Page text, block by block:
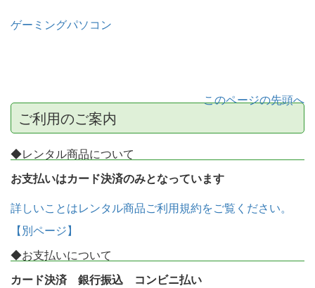
ゲーミングパソコン
このページの先頭へ
ご利用のご案内
◆レンタル商品について
お支払いはカード決済のみとなっています
詳しいことはレンタル商品ご利用規約をご覧ください。
【別ページ】
◆お支払いについて
カード決済 銀行振込 コンビニ払い